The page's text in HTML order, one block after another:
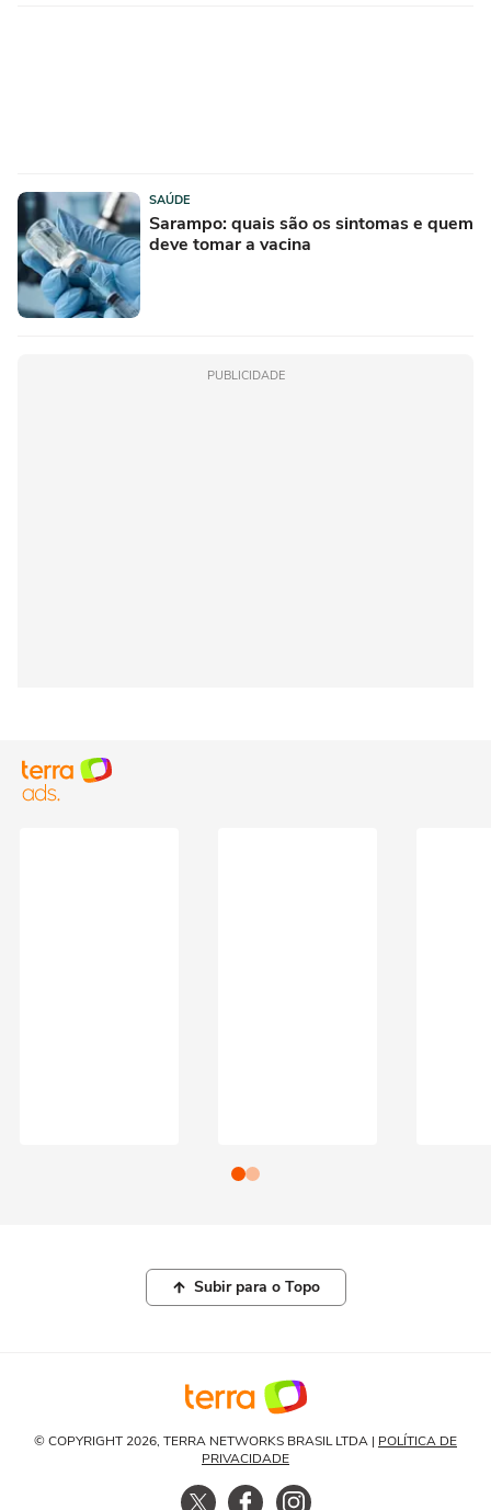
SAÚDE
Sarampo: quais são os sintomas e quem
deve tomar a vacina
PUBLICIDADE
Subir para o Topo
© COPYRIGHT 2026, TERRA NETWORKS BRASIL LTDA | POLÍTICA DE
PRIVACIDADE